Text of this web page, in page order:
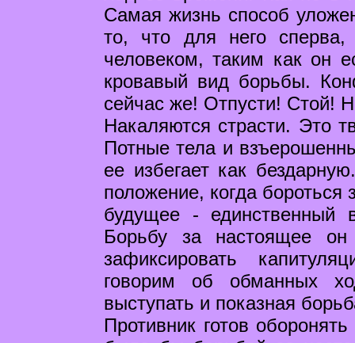
Самая жизнь способ
то, что для него
человеком, таким как он
кровавый вид борьбы.
сейчас же! Отпусти! Стой!
Накаляются страсти. Это
Потные тела и
ее избегает как
положение, когда
будущее - единственный
Борьбу за настоящее
зафиксировать
говорим об обманных
выступать и показная
Противник готов